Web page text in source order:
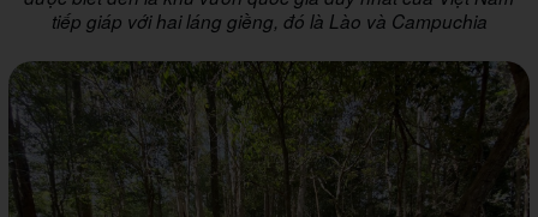
tiếp giáp với hai láng giềng, đó là Lào và Campuchia